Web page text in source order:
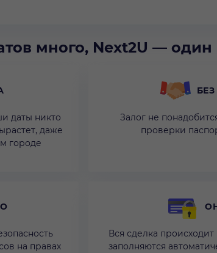
много, Next2U — один
даты никто
даже
городе
Залог не
проверки
на правах
Вся сделка
заполняются